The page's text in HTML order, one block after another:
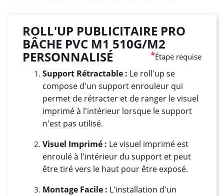
ROLL'UP PUBLICITAIRE PRO
BÂCHE PVC M1 510G/M2
PERSONNALISÉ *Étape requise
Support Rétractable : Le roll'up se
compose d'un support enrouleur qui
permet de rétracter et de ranger le visuel
imprimé à l'intérieur lorsque le support
n'est pas utilisé.
Visuel Imprimé : Le visuel imprimé est
enroulé à l'intérieur du support et peut
être tiré vers le haut pour être exposé.
Montage Facile : L'installation d'un